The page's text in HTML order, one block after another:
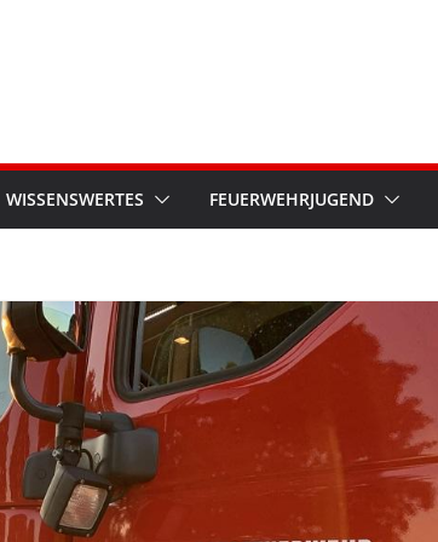
WISSENSWERTES FEUERWEHRJUGEND